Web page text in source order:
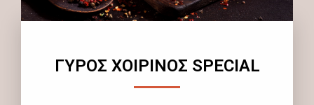
ΓΥΡΟΣ ΧΟΙΡΙΝΟΣ SPECIAL